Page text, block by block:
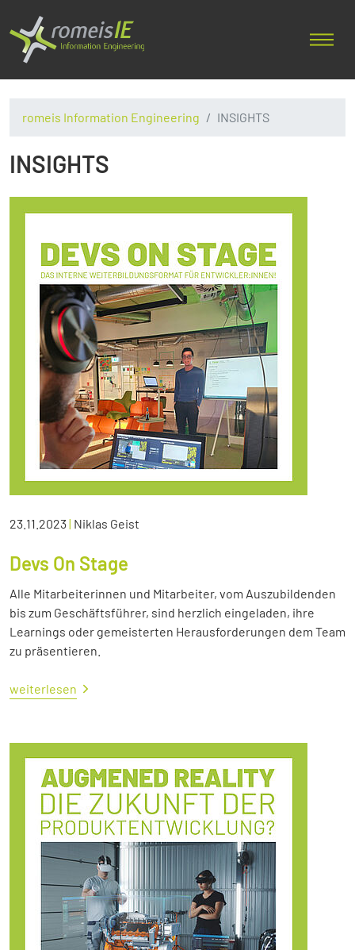
romeis Information Engineering INSIGHTS
INSIGHTS
23.11.2023| Niklas Geist
Devs On Stage
Alle Mitarbeiterinnen und Mitarbeiter, vom Auszubildenden
bis zum Geschäftsführer, sind herzlich eingeladen, ihre
Learnings oder gemeisterten Herausforderungen dem Team
zu präsentieren.
weiterlesen